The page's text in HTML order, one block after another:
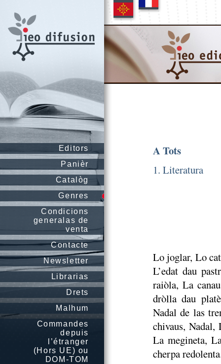
Editors
Panièr
Catalòg
Genres
Condicions
generalas de
venta
Contacte
Newsletter
Librarias
Drets
Malhum
Commandes
depuis
l’étranger
(Hors UE) ou
DOM-TOM
A Tots
1. Literatura
Lo joglar, Lo cat
L’edat dau
raiòla, La
dròlla dau
Nadal de las
chivaus,
La megineta,
cherpa